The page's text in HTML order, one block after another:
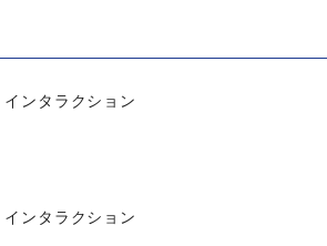
ンタラクション
ンタラクション